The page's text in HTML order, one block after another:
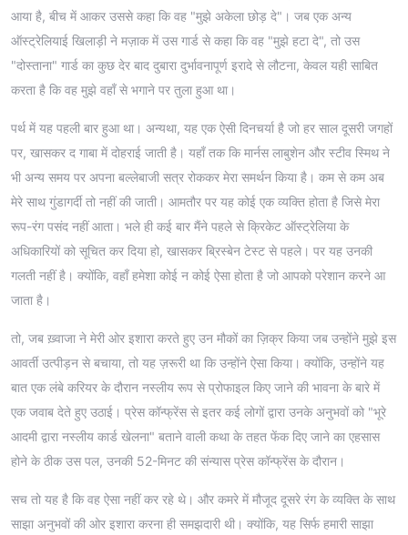
आया है, बीच में आकर उससे कहा कि वह "मुझे अकेला छोड़ दे"। जब एक अन्य
ऑस्ट्रेलियाई खिलाड़ी ने मज़ाक में उस गार्ड से कहा कि वह "मुझे हटा दे", तो उस
"दोस्ताना" गार्ड का कुछ देर बाद दुबारा दुर्भावनापूर्ण इरादे से लौटना, केवल यही साबित
करता है कि वह मुझे वहाँ से भगाने पर तुला हुआ था।
पर्थ में यह पहली बार हुआ था। अन्यथा, यह एक ऐसी दिनचर्या है जो हर साल दूसरी जगहों
पर, खासकर द गाबा में दोहराई जाती है। यहाँ तक कि मार्नस लाबुशेन और स्टीव स्मिथ ने
भी अन्य समय पर अपना बल्लेबाजी सत्र रोककर मेरा समर्थन किया है। कम से कम अब
मेरे साथ गुंडागर्दी तो नहीं की जाती। आमतौर पर यह कोई एक व्यक्ति होता है जिसे मेरा
रूप-रंग पसंद नहीं आता। भले ही कई बार मैंने पहले से क्रिकेट ऑस्ट्रेलिया के
अधिकारियों को सूचित कर दिया हो, खासकर ब्रिस्बेन टेस्ट से पहले। पर यह उनकी
गलती नहीं है। क्योंकि, वहाँ हमेशा कोई न कोई ऐसा होता है जो आपको परेशान करने आ
जाता है।
तो, जब ख़्वाजा ने मेरी ओर इशारा करते हुए उन मौकों का ज़िक्र किया जब उन्होंने मुझे इस
आवर्ती उत्पीड़न से बचाया, तो यह ज़रूरी था कि उन्होंने ऐसा किया। क्योंकि, उन्होंने यह
बात एक लंबे करियर के दौरान नस्लीय रूप से प्रोफाइल किए जाने की भावना के बारे में
एक जवाब देते हुए उठाई। प्रेस कॉन्फ्रेंस से इतर कई लोगों द्वारा उनके अनुभवों को "भूरे
आदमी द्वारा नस्लीय कार्ड खेलना" बताने वाली कथा के तहत फेंक दिए जाने का एहसास
होने के ठीक उस पल, उनकी 52-मिनट की संन्यास प्रेस कॉन्फ्रेंस के दौरान।
सच तो यह है कि वह ऐसा नहीं कर रहे थे। और कमरे में मौजूद दूसरे रंग के व्यक्ति के साथ
साझा अनुभवों की ओर इशारा करना ही समझदारी थी। क्योंकि, यह सिर्फ हमारी साझा